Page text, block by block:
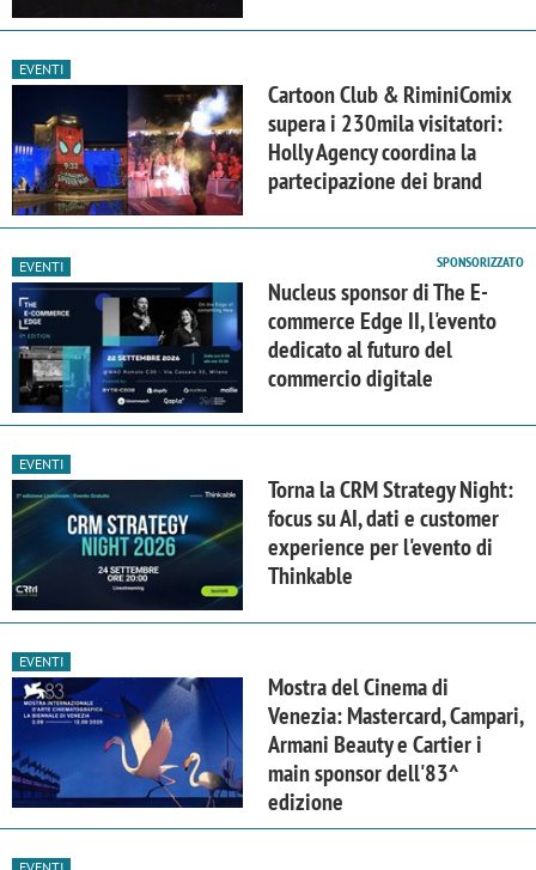
EVENTI
Cartoon Club & RiminiComix
supera i 230mila visitatori:
Holly Agency coordina la
partecipazione dei brand
EVENTI SPONSORIZZATO
Nucleus sponsor di The E-
commerce Edge II, l'evento
dedicato al futuro del
commercio digitale
EVENTI
Torna la CRM Strategy Night:
focus su AI, dati e customer
experience per l'evento di
Thinkable
EVENTI
Mostra del Cinema di
Venezia: Mastercard, Campari,
Armani Beauty e Cartier i
main sponsor dell'83^
edizione